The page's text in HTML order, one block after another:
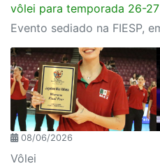
vôlei para temporada 26-27
08/06/2026
Vôlei